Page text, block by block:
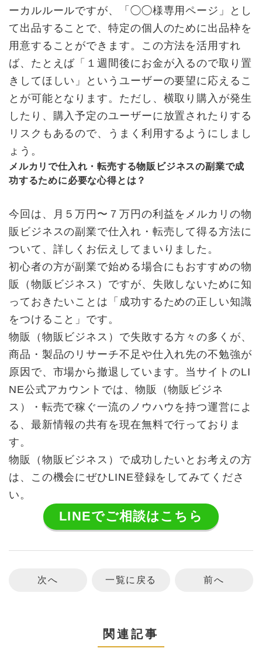
ーカルルールですが、「◯◯様専用ページ」とし
て出品することで、特定の個人のために出品枠を
用意することができます。この方法を活用すれ
ば、たとえば「１週間後にお金が入るので取り置
きしてほしい」というユーザーの要望に応えるこ
とが可能となります。ただし、横取り購入が発生
したり、購入予定のユーザーに放置されたりする
リスクもあるので、うまく利用するようにしまし
ょう。
メルカリで仕入れ・転売する物販ビジネスの副業で成
功するために必要な心得とは？
今回は、月５万円〜７万円の利益をメルカリの物
販ビジネスの副業で仕入れ・転売して得る方法に
ついて、詳しくお伝えしてまいりました。
初心者の方が副業で始める場合にもおすすめの物
販（物販ビジネス）ですが、失敗しないために知
っておきたいことは「成功するための正しい知識
をつけること」です。
物販（物販ビジネス）で失敗する方々の多くが、
商品・製品のリサーチ不足や仕入れ先の不勉強が
原因で、市場から撤退しています。当サイトのLI
NE公式アカウントでは、物販（物販ビジネ
ス）・転売で稼ぐ一流のノウハウを持つ運営によ
る、最新情報の共有を現在無料で行っておりま
す。
物販（物販ビジネス）で成功したいとお考えの方
は、この機会にぜひLINE登録をしてみてくださ
い。
LINEでご相談はこちら
次へ 一覧に戻る 前へ
関連記事